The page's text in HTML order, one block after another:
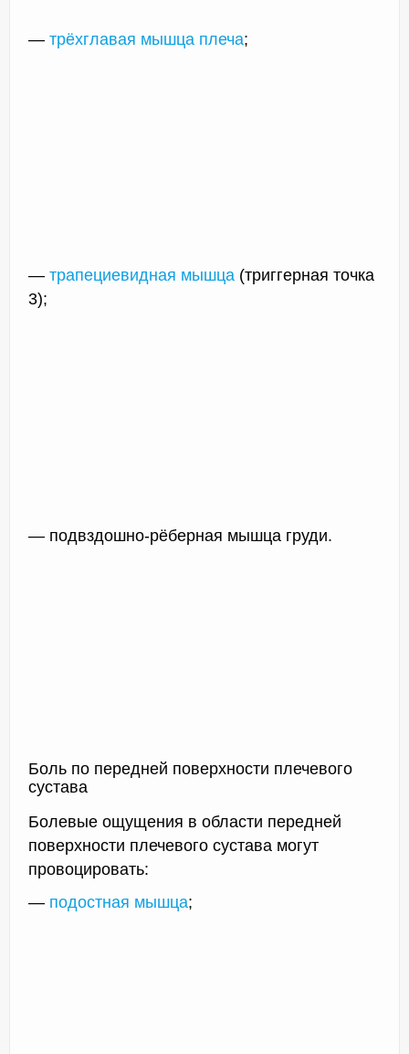
— трёхглавая мышца плеча;
— трапециевидная мышца (триггерная точка
3);
— подвздошно-рёберная мышца груди.
Боль по передней поверхности плечевого
сустава
Болевые ощущения в области передней
поверхности плечевого сустава могут
провоцировать:
— подостная мышца;